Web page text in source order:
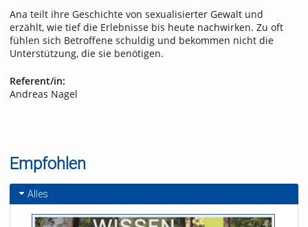
Ana teilt ihre Geschichte von sexualisierter Gewalt und
erzählt, wie tief die Erlebnisse bis heute nachwirken. Zu oft
fühlen sich Betroffene schuldig und bekommen nicht die
Unterstützung, die sie benötigen.
Referent/in:
Andreas Nagel
Empfohlen
Alles